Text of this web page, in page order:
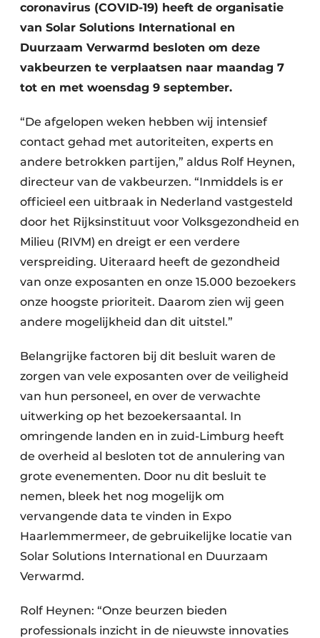
Video’s
coronavirus (COVID-19) heeft de organisatie
van Solar Solutions International en
Duurzaam Verwarmd besloten om deze
vakbeurzen te verplaatsen naar maandag 7
tot en met woensdag 9 september.
“De afgelopen weken hebben wij intensief
contact gehad met autoriteiten, experts en
andere betrokken partijen,” aldus Rolf Heynen,
directeur van de vakbeurzen. “Inmiddels is er
officieel een uitbraak in Nederland vastgesteld
door het Rijksinstituut voor Volksgezondheid en
Milieu (RIVM) en dreigt er een verdere
verspreiding. Uiteraard heeft de gezondheid
van onze exposanten en onze 15.000 bezoekers
onze hoogste prioriteit. Daarom zien wij geen
andere mogelijkheid dan dit uitstel.”
Belangrijke factoren bij dit besluit waren de
zorgen van vele exposanten over de veiligheid
van hun personeel, en over de verwachte
uitwerking op het bezoekersaantal. In
omringende landen en in zuid-Limburg heeft
de overheid al besloten tot de annulering van
grote evenementen. Door nu dit besluit te
nemen, bleek het nog mogelijk om
vervangende data te vinden in Expo
Haarlemmermeer, de gebruikelijke locatie van
Solar Solutions International en Duurzaam
Verwarmd.
Rolf Heynen: “Onze beurzen bieden
professionals inzicht in de nieuwste innovaties